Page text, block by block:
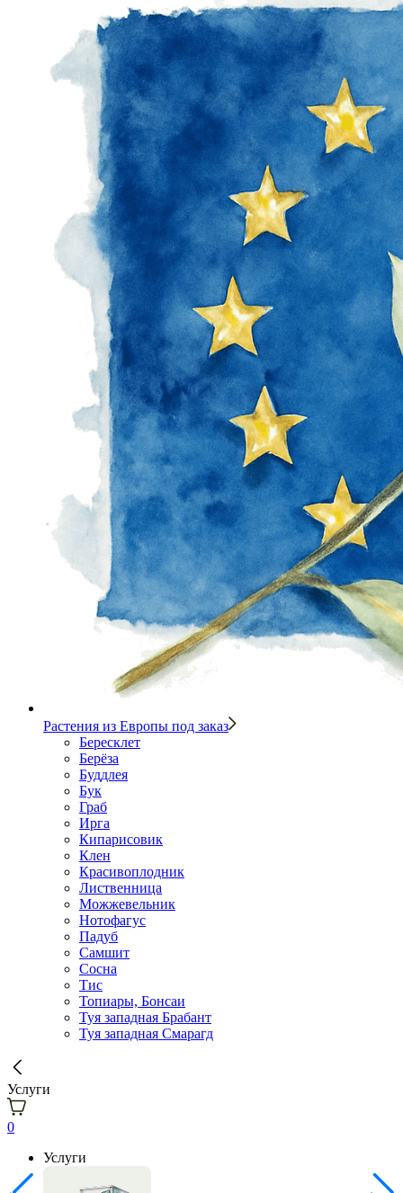
Растения из Европы под заказ
Бересклет
Берёза
Буддлея
Бук
Граб
Ирга
Кипарисовик
Клен
Красивоплодник
Лиственница
Можжевельник
Нотофагус
Падуб
Самшит
Сосна
Тис
Топиары, Бонсаи
Туя западная Брабант
Туя западная Смарагд
Услуги
0
Услуги